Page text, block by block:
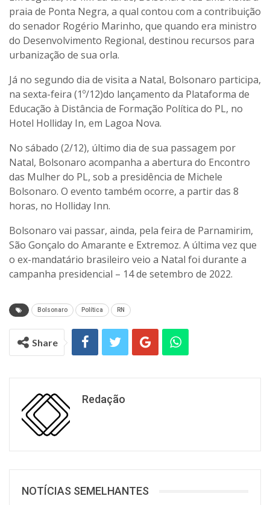
praia de Ponta Negra, a qual contou com a contribuição
do senador Rogério Marinho, que quando era ministro
do Desenvolvimento Regional, destinou recursos para
urbanização de sua orla.
Já no segundo dia de visita a Natal, Bolsonaro participa,
na sexta-feira (1º/12)do lançamento da Plataforma de
Educação à Distância de Formação Política do PL, no
Hotel Holliday In, em Lagoa Nova.
No sábado (2/12), último dia de sua passagem por
Natal, Bolsonaro acompanha a abertura do Encontro
das Mulher do PL, sob a presidência de Michele
Bolsonaro. O evento também ocorre, a partir das 8
horas, no Holliday Inn.
Bolsonaro vai passar, ainda, pela feira de Parnamirim,
São Gonçalo do Amarante e Extremoz. A última vez que
o ex-mandatário brasileiro veio a Natal foi durante a
campanha presidencial – 14 de setembro de 2022.
Bolsonaro Política RN
Share
Redação
NOTÍCIAS SEMELHANTES